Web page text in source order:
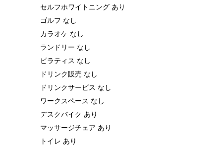
セルフホワイトニング あり
ゴルフ なし
カラオケ なし
ランドリー なし
ピラティス なし
ドリンク販売 なし
ドリンクサービス なし
ワークスペース なし
デスクバイク あり
マッサージチェア あり
トイレ あり